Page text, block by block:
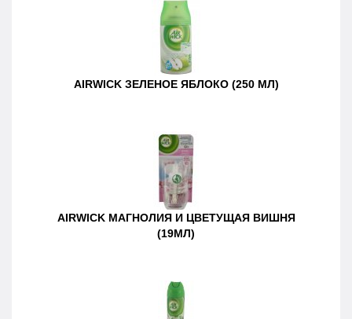
AIRWICK ЗЕЛЕНОЕ ЯБЛОКО (250 МЛ)
AIRWICK МАГНОЛИЯ И ЦВЕТУЩАЯ ВИШНЯ
(19МЛ)